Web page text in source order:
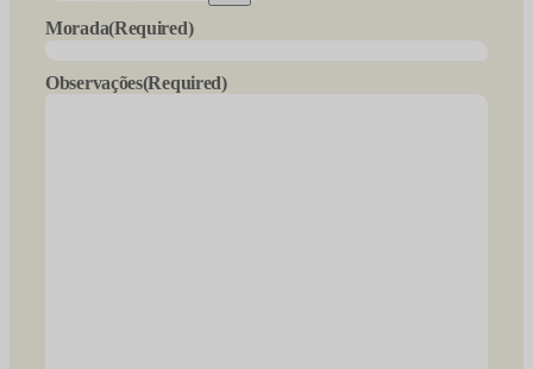
Morada(Required)
Observações(Required)